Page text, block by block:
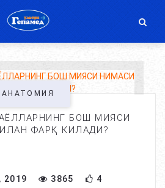
АНАТОМИЯ
БОШ МИЯСИ
ФАРҚ КИЛАДИ?
2019 3865 4